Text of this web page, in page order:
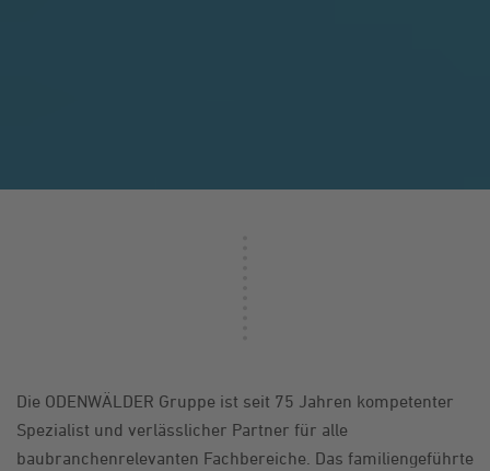
Die ODENWÄLDER Gruppe ist seit 75 Jahren kompetenter
Spezialist und verlässlicher Partner für alle
baubranchenrelevanten Fachbereiche. Das familiengeführte